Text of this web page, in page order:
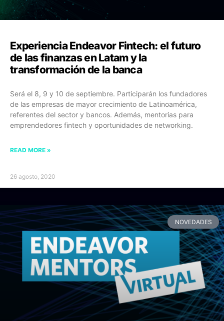
Experiencia Endeavor Fintech: el futuro
de las finanzas en Latam y la
transformación de la banca
Será el 8, 9 y 10 de septiembre. Participarán los fundadores
de las empresas de mayor crecimiento de Latinoamérica,
referentes del sector y bancos. Además, mentorias para
emprendedores fintech y oportunidades de networking.
READ MORE »
26 agosto, 2020
NOVEDADES